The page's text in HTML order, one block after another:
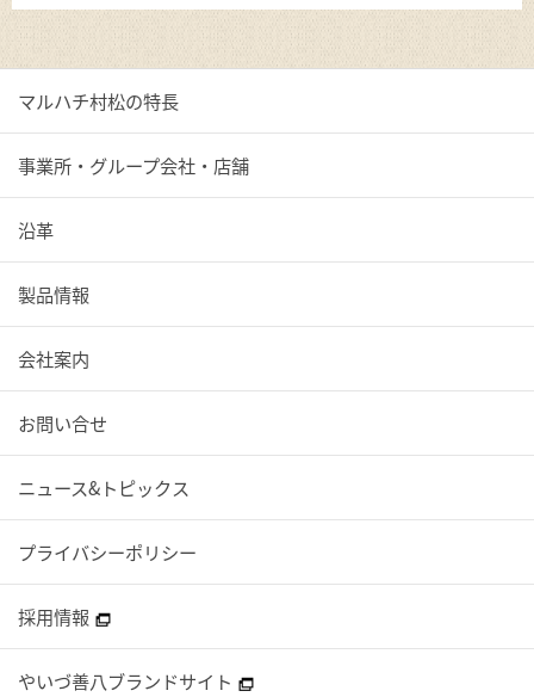
マルハチ村松の特長
事業所・グループ会社・店舗
沿革
製品情報
会社案内
お問い合せ
ニュース&トピックス
プライバシーポリシー
採用情報
やいづ善八ブランドサイト